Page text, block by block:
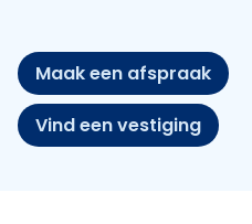
Maak een afspraak
Vind een vestiging